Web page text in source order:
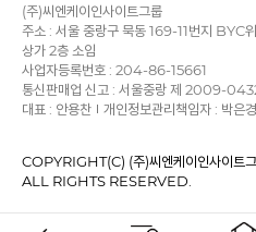
(주)씨엔케이인사이트그룹
주소 : 서울 중랑구 묵동 169-11번지 BYC
상가 2층 소임
사업자등록번호 : 204-86-15661
통신판매업 신고 : 서울중랑 제 2009-
대표 : 안용찬
개인정보관리책임자 : 박은경
COPYRIGHT(C) (주)씨엔케이인사이트
ALL RIGHTS RESERVED.